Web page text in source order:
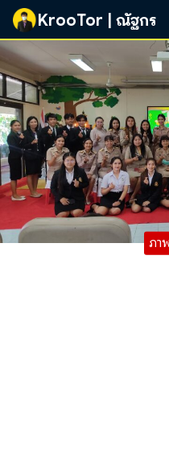
Skip
content
KrooTor | ณัฐกร
Search
for:
ภา